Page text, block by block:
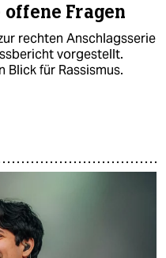
Fragen
rechten Anschlagsserie
vorgestellt.
Blick für Rassismus.